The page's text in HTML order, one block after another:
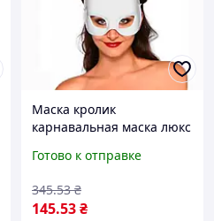
Маска кролик
карнавальная маска люкс
взрослой вечеринки
карнавалный образ
Готово к отправке
145.53₴
345.53 ₴